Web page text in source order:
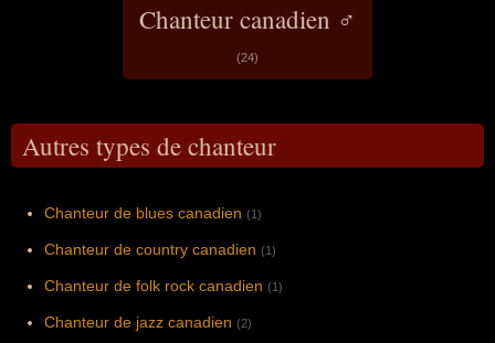
Chanteur canadien ♂
(24)
Autres types de chanteur
Chanteur de blues canadien (1)
Chanteur de country canadien (1)
Chanteur de folk rock canadien (1)
Chanteur de jazz canadien (2)